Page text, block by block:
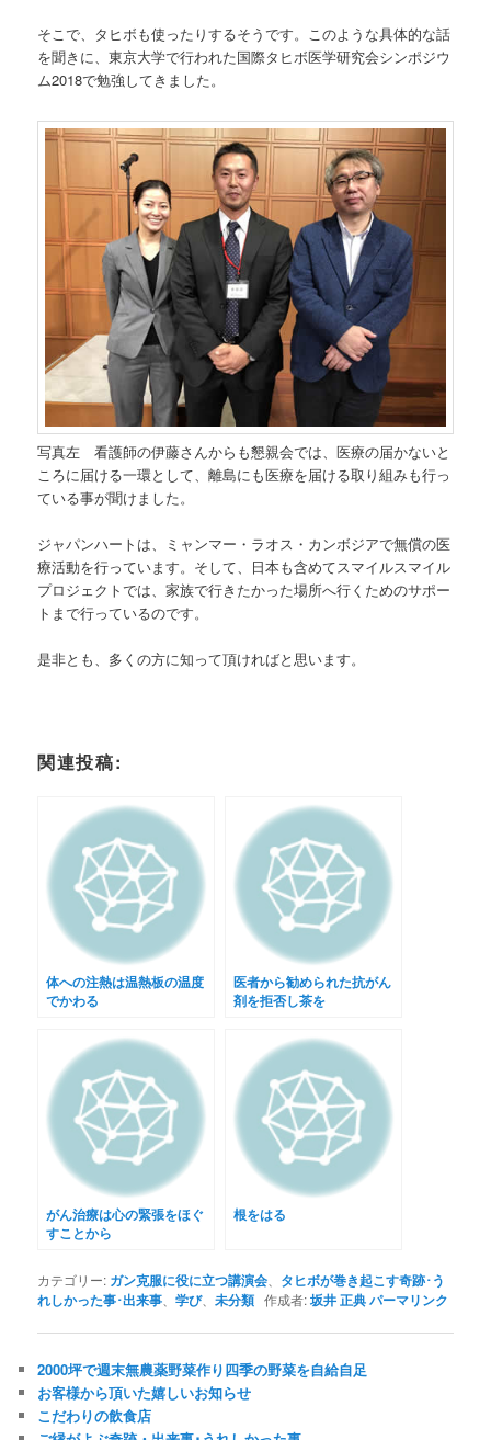
そこで、タヒボも使ったりするそうです。このような具体的な話
を聞きに、東京大学で行われた国際タヒボ医学研究会シンポジウ
ム2018で勉強してきました。
写真左 看護師の伊藤さんからも懇親会では、医療の届かないと
ころに届ける一環として、離島にも医療を届ける取り組みも行っ
ている事が聞けました。
ジャパンハートは、ミャンマー・ラオス・カンボジアで無償の医
療活動を行っています。そして、日本も含めてスマイルスマイル
プロジェクトでは、家族で行きたかった場所へ行くためのサポー
トまで行っているのです。
是非とも、多くの方に知って頂ければと思います。
関連投稿:
体への注熱は温熱板の温度
でかわる
医者から勧められた抗がん
剤を拒否し茶を
がん治療は心の緊張をほぐ
すことから
根をはる
カテゴリー: ガン克服に役に立つ講演会
タヒボが巻き起こす奇跡･う
れしかった事･出来事 、学び、未分類 作成者:坂井 正典パーマリンク
2000坪で週末無農薬野菜作り四季の野菜を自給自足
お客様から頂いた嬉しいお知らせ
こだわりの飲食店